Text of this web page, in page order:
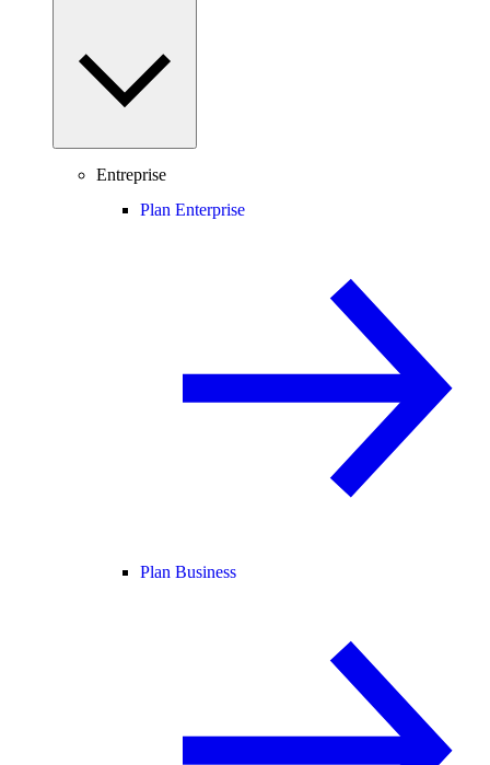
Entreprise
Plan Enterprise
Plan Business